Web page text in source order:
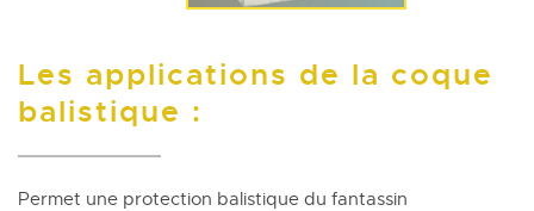
Les applications de la coque
balistique :
Permet une protection balistique du fantassin